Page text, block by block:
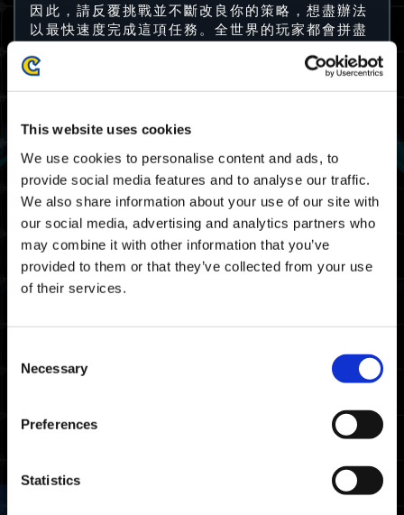
This website uses cookies
We use cookies to personalise content and ads, to
provide social media features and to analyse our traffic.
We also share information about your use of our site with
our social media, advertising and analytics partners who
may combine it with other information that you’ve
provided to them or that they’ve collected from your use
of their services.
Selection
Necessary
Preferences
Statistics
因此，請反覆挑戰並不斷改良你的策略，想盡辦法
以最快速度完成這項任務。全世界的玩家都會拼盡
能獲得特別的獎賞。
UTC
05/09 2024 20:00 PDT ～ 05/13 2024 19:59
PDT
地圖
時空裂隙
獎勵
排名獎項
至少完成一次野蠻挑戰。
可獲得獎勵